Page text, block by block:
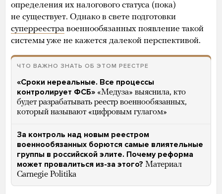
определения их налогового статуса (пока)
не существует. Однако в свете подготовки
суперреестра военнообязанных появление такой
системы уже не кажется далекой перспективой.
ЧТО ВАЖНО ЗНАТЬ ОБ ЭТОМ РЕЕСТРЕ
«Сроки нереальные. Все процессы
контролирует ФСБ» «Медуза» выяснила, кто
будет разрабатывать реестр военнообязанных,
который называют «цифровым гулагом»
За контроль над новым реестром
военнообязанных борются самые влиятельные
группы в российской элите. Почему реформа
может провалиться из-за этого? Материал
Carnegie Politika